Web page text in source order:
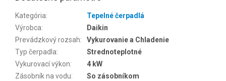
Kategória:
Tepelné čerpadlá
Výrobca:
Daikin
Prevádzkový rozsah:
Vykurovanie a Chladenie
Typ čerpadla:
Strednoteplotné
Vykurovací výkon:
4 kW
Zásobník na vodu: So zásobníkom